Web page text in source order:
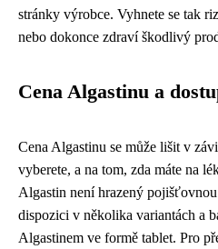
stránky výrobce. Vyhnete se tak
nebo dokonce zdraví škodlivý
Cena Algastinu a
Cena Algastinu se může lišit v
vyberete, a na tom, zda máte na
Algastin není hrazený
dispozici v několika variantách a
Algastinem ve formě tablet. Pro